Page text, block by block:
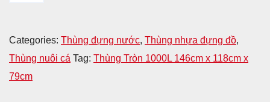
Categories: Thùng đựng nước, Thùng nhựa đựng đồ,
Thùng nuôi cá Tag: Thùng Tròn 1000L 146cm x 118cm x
79cm